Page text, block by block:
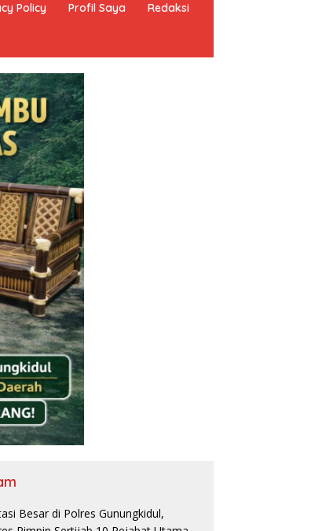
Policy Profil Saya Redaksi